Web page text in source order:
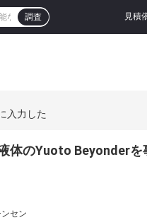
見積
調査
入力した
体のYuoto Beyonderを
ンセン